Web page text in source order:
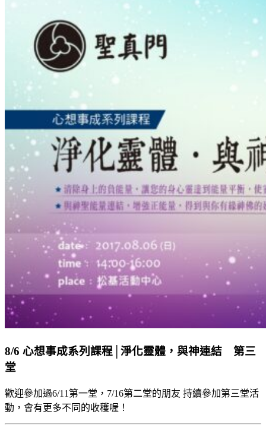
8/6 心想事成系列課程│淨化靈體，與神連結 第三
堂
歡迎參加過6/11第一堂，7/16第二堂的朋友 持續參加第三堂活
動，會有更多不同的收穫喔！